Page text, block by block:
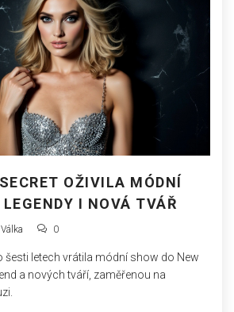
OŽIVILA MÓDNÍ
I NOVÁ TVÁŘ
0
šesti letech vrátila módní show do New
a nových tváří, zaměřenou na